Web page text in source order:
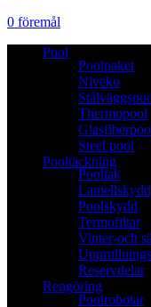
0 föremål
Pool
Poolpaket
Niveko
Thermopool
Steel pool
Pooltäckning
Pooltak
Lamellskydd
Poolskydd
Termofiltar
Vinter-och
Reservdelar
Rengöring
Poolrobotar